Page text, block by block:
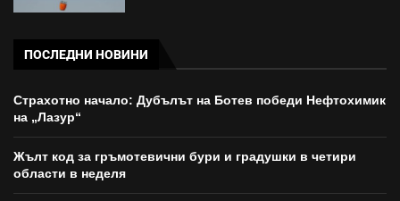
ПОСЛЕДНИ НОВИНИ
Страхотно начало: Дубълът на Ботев победи Нефтохимик
на „Лазур“
Жълт код за гръмотевични бури и градушки в четири
области в неделя